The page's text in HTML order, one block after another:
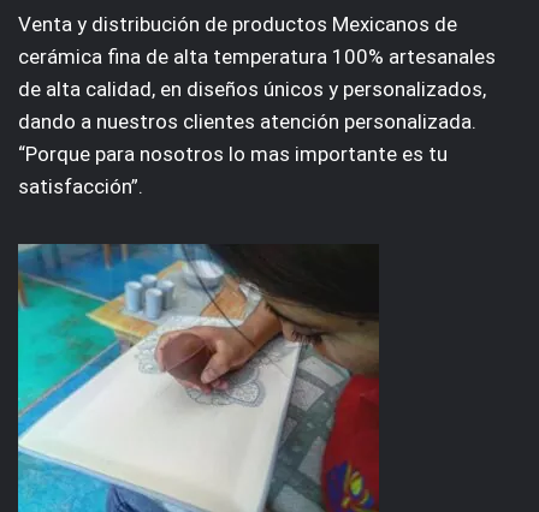
Venta y distribución de productos Mexicanos de
cerámica fina de alta temperatura 100% artesanales
de alta calidad, en diseños únicos y personalizados,
dando a nuestros clientes atención personalizada.
“Porque para nosotros lo mas importante es tu
satisfacción”.